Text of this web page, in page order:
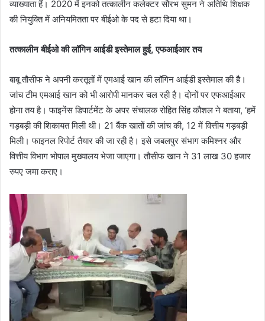
व्याख्याता हैं। 2020 में इनको तत्कालीन कलेक्टर सौरभ सुमन ने अतिथि शिक्षक
की नियुक्ति में अनियमितता पर बीईओ के पद से हटा दिया था।
तत्कालीन बीईओ की लॉगिन आईडी इस्तेमाल हुई, एफआईआर तय
बाबू तौसीफ ने अपनी करतूतों में एमआई खान की लॉगिन आईडी इस्तेमाल की है।
जांच टीम एमआई खान को भी आरोपी मानकर चल रही है। दोनों पर एफआईआर
होना तय है। फाइनेंस डिपार्टमेंट के अपर संचालक रोहित सिंह कौशल ने बताया, ‘हमें
गड़बड़ी की शिकायत मिली थी। 21 बैंक खातों की जांच की, 12 में वित्तीय गड़बड़ी
मिली। फाइनल रिपोर्ट तैयार की जा रही है। इसे जबलपुर संभाग कमिश्नर और
वित्तीय विभाग भोपाल मुख्यालय भेजा जाएगा। तौसीफ खान ने 31 लाख 30 हजार
रुपए जमा कराए।